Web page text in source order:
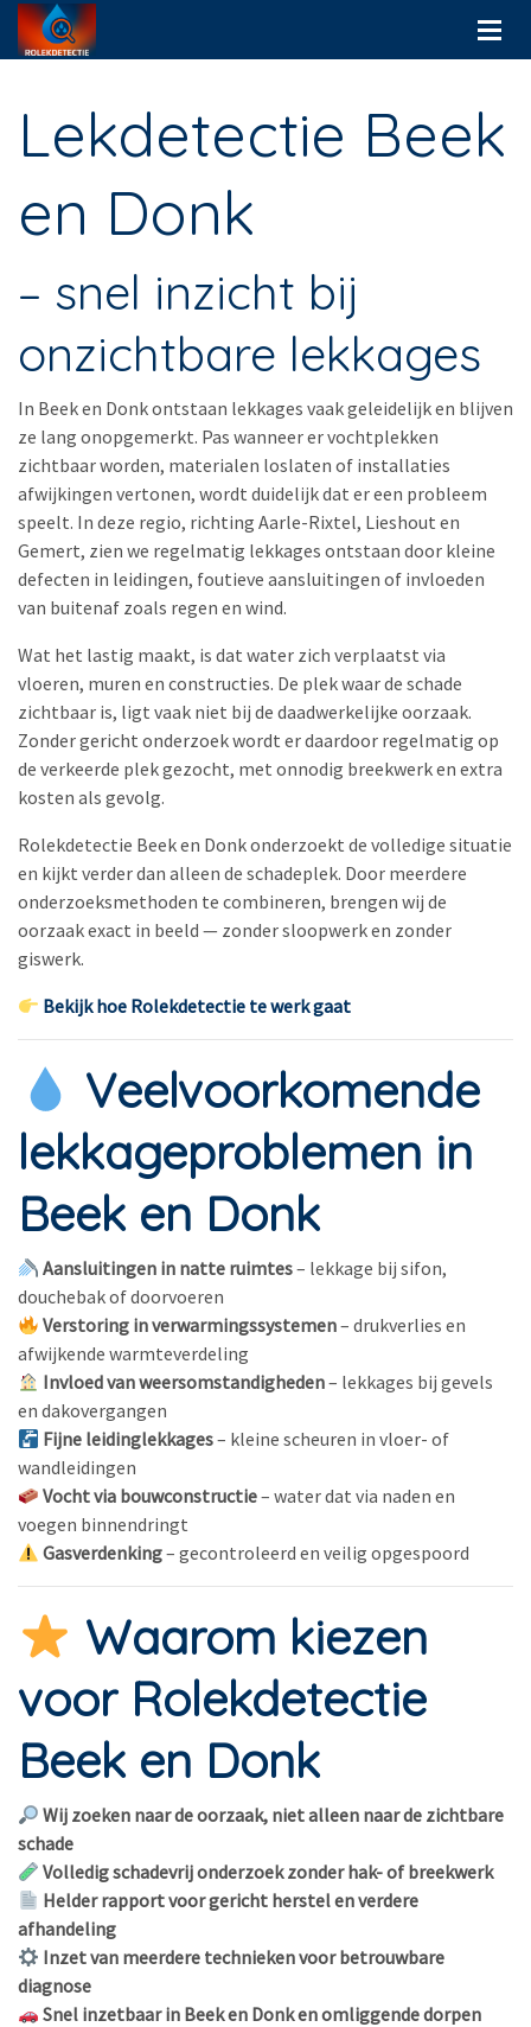
Lekdetectie Beek
en Donk
– snel inzicht bij
onzichtbare lekkages
In Beek en Donk ontstaan lekkages vaak geleidelijk en blijven
ze lang onopgemerkt. Pas wanneer er vochtplekken
zichtbaar worden, materialen loslaten of installaties
afwijkingen vertonen, wordt duidelijk dat er een probleem
speelt. In deze regio, richting Aarle-Rixtel, Lieshout en
Gemert, zien we regelmatig lekkages ontstaan door kleine
defecten in leidingen, foutieve aansluitingen of invloeden
van buitenaf zoals regen en wind.
Wat het lastig maakt, is dat water zich verplaatst via
vloeren, muren en constructies. De plek waar de schade
zichtbaar is, ligt vaak niet bij de daadwerkelijke oorzaak.
Zonder gericht onderzoek wordt er daardoor regelmatig op
de verkeerde plek gezocht, met onnodig breekwerk en extra
kosten als gevolg.
Rolekdetectie Beek en Donk onderzoekt de volledige situatie
en kijkt verder dan alleen de schadeplek. Door meerdere
onderzoeksmethoden te combineren, brengen wij de
oorzaak exact in beeld — zonder sloopwerk en zonder
giswerk.
Bekijk hoe Rolekdetectie te werk gaat
Veelvoorkomende
lekkageproblemen in
Beek en Donk
Aansluitingen in natte ruimtes– lekkage bij sifon,
douchebak of doorvoeren
Verstoring in verwarmingssystemen– drukverlies en
afwijkende warmteverdeling
Invloed van weersomstandigheden– lekkages bij gevels
en dakovergangen
Fijne leidinglekkages– kleine scheuren in vloer- of
wandleidingen
Vocht via bouwconstructie– water dat via naden en
voegen binnendringt
Gasverdenking– gecontroleerd en veilig opgespoord
Waarom kiezen
voor Rolekdetectie
Beek en Donk
Wij zoeken naar de oorzaak, niet alleen naar de zichtbare
schade
Volledig schadevrij onderzoek zonder hak- of breekwerk
Helder rapport voor gericht herstel en verdere
afhandeling
Inzet van meerdere technieken voor betrouwbare
diagnose
Snel inzetbaar in Beek en Donk en omliggende dorpen